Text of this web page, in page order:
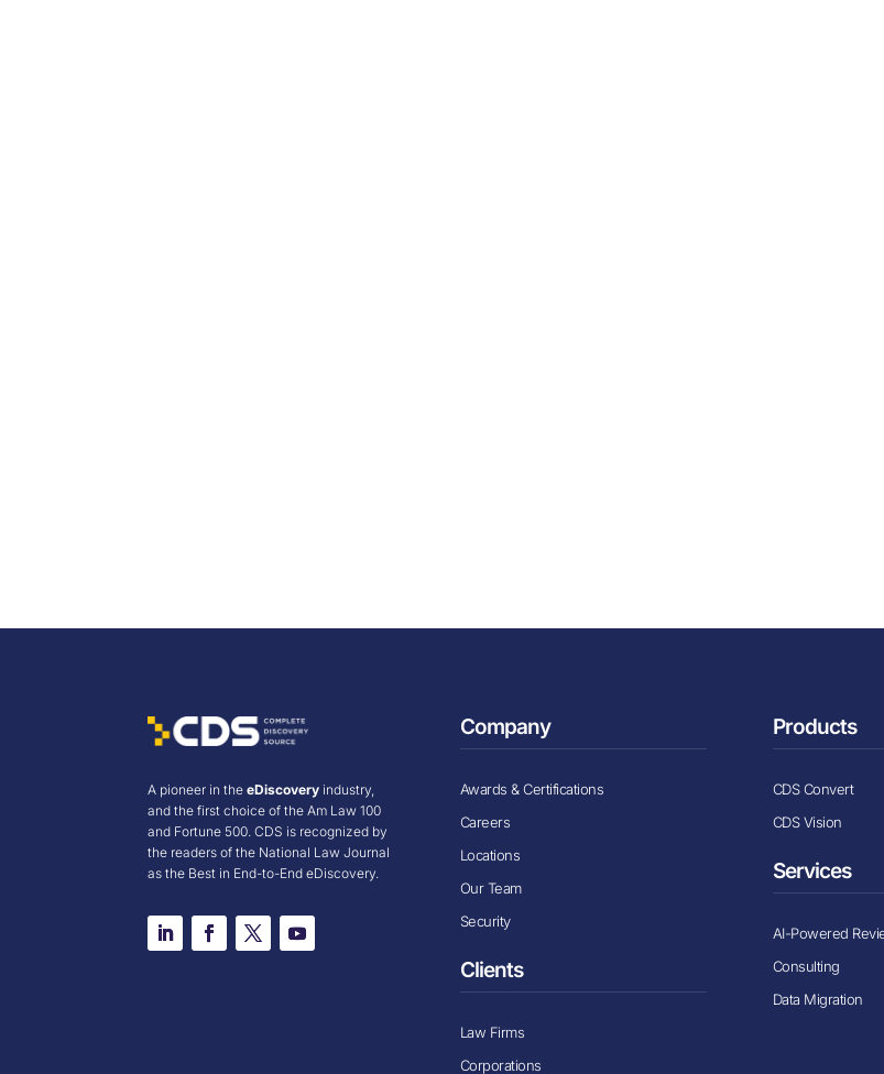
A pioneer in theeDiscovery industry,
and the first choice of the Am Law 100
and Fortune 500. CDS is recognized by
the readers of the National Law Journal
as the Best in End-to-End eDiscovery.
Company
Awards & Certifications
Careers
Locations
Our Team
Security
Clients
Law Firms
Corporations
Products
CDS Convert
CDS Vision
Services
AI-Powered
Consulting
Data Migration